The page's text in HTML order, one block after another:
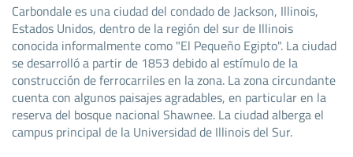
Carbondale es una ciudad del condado de Jackson, Illinois,
Estados Unidos, dentro de la región del sur de Illinois
conocida informalmente como "El Pequeño Egipto". La ciudad
se desarrolló a partir de 1853 debido al estímulo de la
construcción de ferrocarriles en la zona. La zona circundante
cuenta con algunos paisajes agradables, en particular en la
reserva del bosque nacional Shawnee. La ciudad alberga el
campus principal de la Universidad de Illinois del Sur.